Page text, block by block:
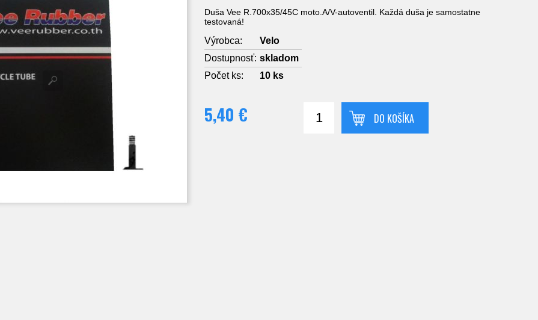
Duša Vee R.700x35/45C moto.A/V-autoventil. Každá duša je samostatne
testovaná!
Výrobca:
Velo
Dostupnosť: skladom
Počet ks:
10 ks
5,40 € DO KOŠÍKA